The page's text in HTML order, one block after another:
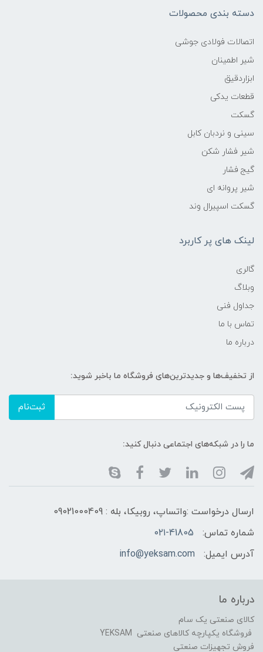
دسته بندی محصولات
اتصالات فولادی جوشی
شیر اطمینان
ابزاردقیق
قطعات یدکی
گسکت
سینی و نردبان کابل
شیر فشار شکن
گیج فشار
شیر پروانه ای
گسکت اسپیرال وند
لینک های پر کاربرد
گالری
وبلاگ
جداول فنی
تماس با ما
درباره ما
از تخفیف‌ها و جدیدترین‌های فروشگاه ما باخبر شوید:
ثبت‌نام
ما را در شبکه‌های اجتماعی دنبال کنید:
ارسال درخواست :واتساپ، روبیکا، بله : 09021000409
شماره تماس:
۰۲۱-41805
آدرس ایمیل:
info@yeksam.com
درباره ما
کالای صنعتی یک سام
فروشگاه یکپارچه کالاهای صنعتی YEKSAM
فروش تجهیزات صنعتی